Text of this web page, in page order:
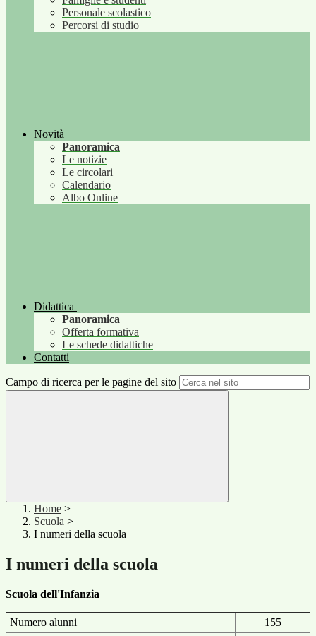
Personale scolastico
Percorsi di studio
Novità
Panoramica
Le notizie
Le circolari
Calendario
Albo Online
Didattica
Panoramica
Offerta formativa
Le schede didattiche
Contatti
Campo di ricerca per le pagine del sito
Home >
Scuola >
I numeri della scuola
I numeri della scuola
Scuola dell'Infanzia
Numero alunni
155